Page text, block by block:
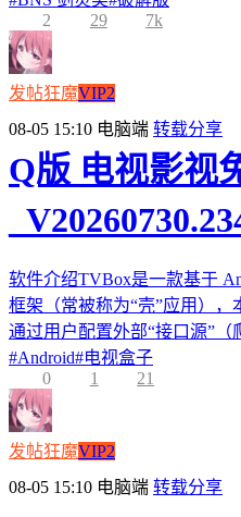
2
29 7k
发帖狂魔VIP2
08-05 15:10 电脑端 转载分享
Q版 电视影视
软件介绍TVBox是一款基于
框架（常被称为“壳”应用）
通过用户配置外部“接口源”（
#Android#电视盒子
0
1 21
发帖狂魔VIP2
08-05 15:10 电脑端 转载分享